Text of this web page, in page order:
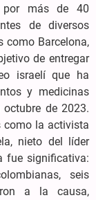
por más de 40
de diversos
como Barcelona,
de entregar
israelí que ha
y medicinas
de 2023.
como la activista
nieto del líder
fue significativa:
seis
a la causa,